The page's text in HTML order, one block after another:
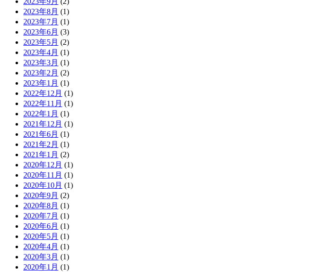
2023年8月 (1)
2023年7月 (1)
2023年6月 (3)
2023年5月 (2)
2023年4月 (1)
2023年3月 (1)
2023年2月 (2)
2023年1月 (1)
2022年12月 (1)
2022年11月 (1)
2022年1月 (1)
2021年12月 (1)
2021年6月 (1)
2021年2月 (1)
2021年1月 (2)
2020年12月 (1)
2020年11月 (1)
2020年10月 (1)
2020年9月 (2)
2020年8月 (1)
2020年7月 (1)
2020年6月 (1)
2020年5月 (1)
2020年4月 (1)
2020年3月 (1)
2020年1月 (1)